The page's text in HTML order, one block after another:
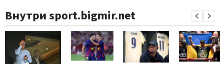
Внутри sport.bigmir.net